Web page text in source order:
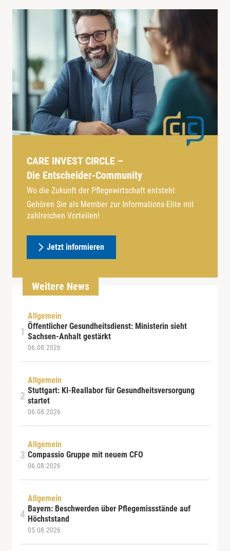
CARE INVEST CIRCLE –
Die Entscheider-Community
Wo die Zukunft der Pflegewirtschaft entsteht
Gehören Sie als Member zur Informations-Elite mit
zahlreichen Vorteilen!
Jetzt informieren
Weitere News
Allgemein
Öffentlicher Gesundheitsdienst: Ministerin sieht
Sachsen-Anhalt gestärkt
06.08.2026
Allgemein
Stuttgart: KI-Reallabor für Gesundheitsversorgung
startet
06.08.2026
Allgemein
Compassio Gruppe mit neuem CFO
06.08.2026
Allgemein
Bayern: Beschwerden über Pflegemissstände auf
Höchststand
05.08.2026